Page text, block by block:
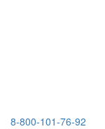
8-800-101-76-92